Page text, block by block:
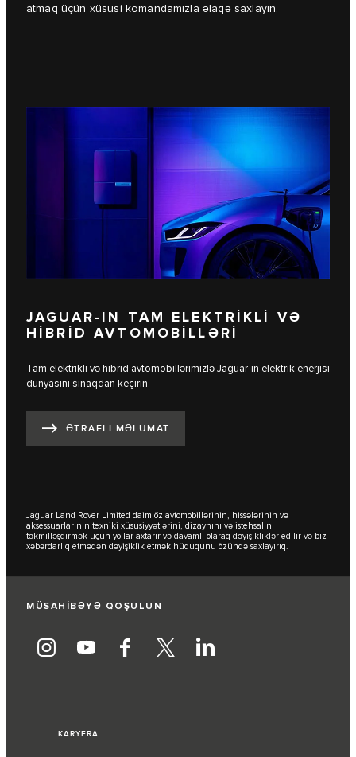
atmaq üçün xüsusi komandamızla əlaqə saxlayın.
JAGUAR-IN TAM ELEKTRİKLİ VƏ
HİBRİD AVTOMOBİLLƏRİ
Tam elektrikli və hibrid avtomobillərimizlə Jaguar-ın elektrik enerjisi
dünyasını sınaqdan keçirin.
ƏTRAFLI MƏLUMAT
Jaguar Land Rover Limited daim öz avtomobillərinin, hissələrinin və
aksessuarlarının texniki xüsusiyyətlərini, dizaynını və istehsalını
təkmilləşdirmək üçün yollar axtarır və davamlı olaraq dəyişikliklər edilir və biz
xəbərdarlıq etmədən dəyişiklik etmək hüququnu özündə saxlayırıq.
MÜSAHİBƏYƏ QOŞULUN
KARYERA